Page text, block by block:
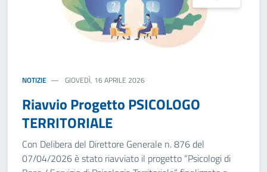
NOTIZIE GIOVEDÌ, 16 APRILE 2026
Riavvio Progetto PSICOLOGO
TERRITORIALE
Con Delibera del Direttore Generale n. 876 del
07/04/2026 è stato riavviato il progetto “Psicologi di